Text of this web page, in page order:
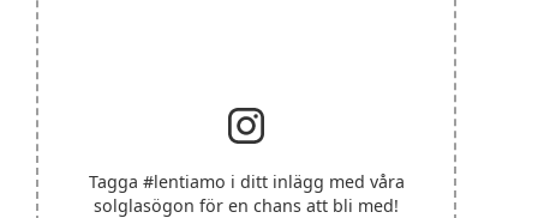
Tagga #lentiamo i ditt inlägg med våra
solglasögon för en chans att bli med!